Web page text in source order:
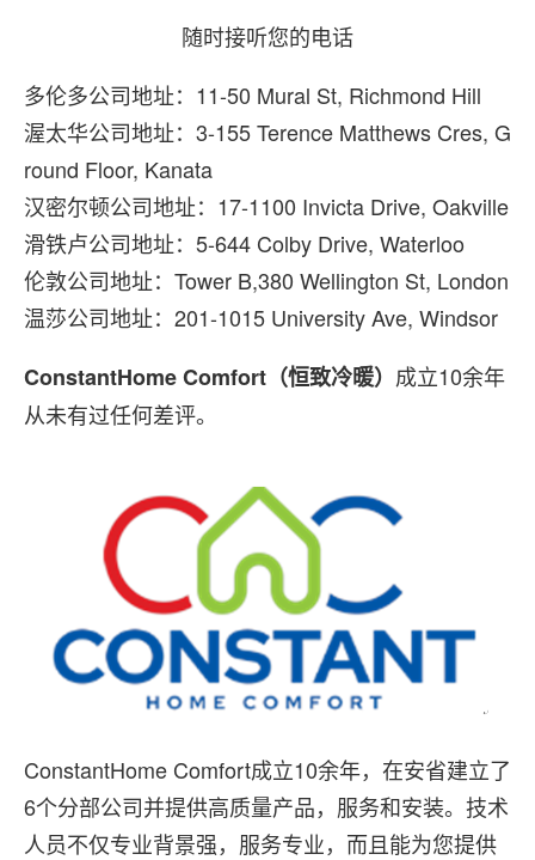
随时接听您的电话
多伦多公司地址：11-50 Mural St, Richmond Hill
渥太华公司地址：3-155 Terence Matthews Cres, G
round Floor, Kanata
汉密尔顿公司地址：17-1100 Invicta Drive, Oakville
滑铁卢公司地址：5-644 Colby Drive, Waterloo
伦敦公司地址：Tower B,380 Wellington St, London
温莎公司地址：201-1015 University Ave, Windsor
ConstantHome Comfort（恒致冷暖） 成立10余年
从未有过任何差评。
ConstantHome Comfort成立10余年，在安省建立了
6个分部公司并提供高质量产品，服务和安装。技术
人员不仅专业背景强，服务专业，而且能为您提供